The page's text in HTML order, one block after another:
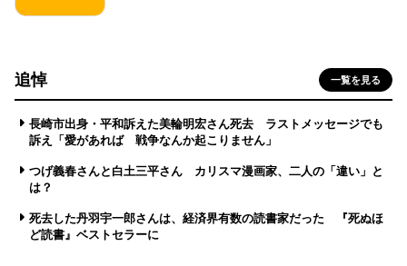
追悼 一覧を見る
長崎市出身・平和訴えた美輪明宏さん死去 ラストメッセージでも
訴え「愛があれば 戦争なんか起こりません」
つげ義春さんと白土三平さん カリスマ漫画家、二人の「違い」と
は？
死去した丹羽宇一郎さんは、経済界有数の読書家だった 『死ぬほ
ど読書』ベストセラーに